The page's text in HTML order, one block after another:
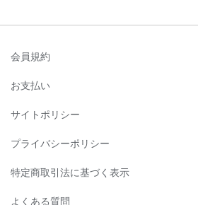
会員規約
お支払い
サイトポリシー
プライバシーポリシー
特定商取引法に基づく表示
よくある質問